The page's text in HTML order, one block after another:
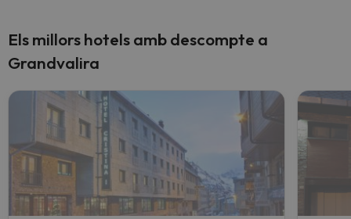
Els millors hotels amb descompte a
Grandvalira